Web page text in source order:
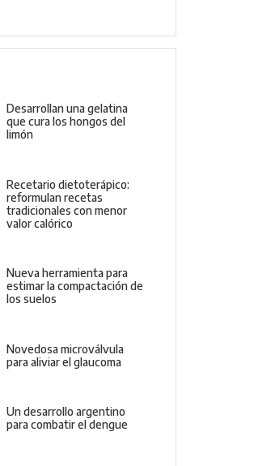
Desarrollan una gelatina
que cura los hongos del
limón
Recetario dietoterápico:
reformulan recetas
tradicionales con menor
valor calórico
Nueva herramienta para
estimar la compactación de
los suelos
Novedosa microválvula
para aliviar el glaucoma
Un desarrollo argentino
para combatir el dengue